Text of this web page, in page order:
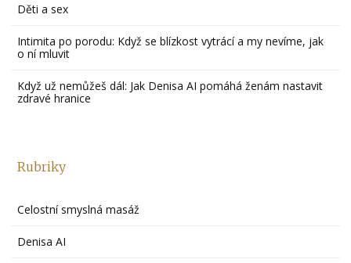
Děti a sex
Intimita po porodu: Když se blízkost vytrácí a my nevíme, jak
o ní mluvit
Když už nemůžeš dál: Jak Denisa AI pomáhá ženám nastavit
zdravé hranice
Rubriky
Celostní smyslná masáž
Denisa AI